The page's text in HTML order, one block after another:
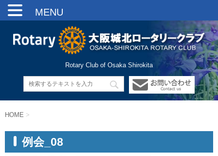
Rotary Club of Osaka Shirokita
HOME >
例会_08
MENU